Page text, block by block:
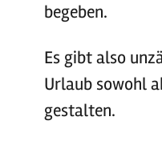
begeben.
Es gibt also
Urlaub sowohl
gestalten.